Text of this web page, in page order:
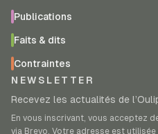
Publications
Faits & dits
Contraintes
NEWSLETTER
Recevez les actualités de
En vous inscrivant, vous acceptez
via Brevo. Votre adresse est